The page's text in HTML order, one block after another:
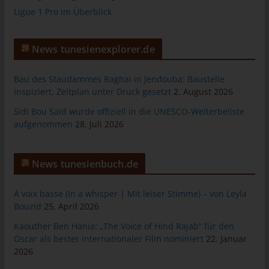
Ligue 1 Pro im Überblick
News tunesienexplorer.de
Bau des Staudammes Raghai in Jendouba: Baustelle
inspiziert, Zeitplan unter Druck gesetzt 2. August 2026
Sidi Bou Said wurde offiziell in die UNESCO-Welterbeliste
aufgenommen 28. Juli 2026
News tunesienbuch.de
À voix basse (In a whisper | Mit leiser Stimme) – von Leyla
Bouzid 25. April 2026
Kaouther Ben Hania: „The Voice of Hind Rajab“ für den
Oscar als bester internationaler Film nominiert 22. Januar
2026
tunesienfussball.de
Rue 2 Mars
Telefon: +216 216 16 616
E-Mail:
Die Internetseiten verwenden Cookies. Cookies sind
Textdateien, welche über einen Internetbrowser auf einem
Zahlreiche Internetseiten und Server verwenden Cookies. Viele
ist eine eindeutige Kennung des Cookies. Sie besteht aus einer
Zeichenfolge, durch welche Internetseiten und Server dem
konkreten Internetbrowser zugeordnet werden können, in dem